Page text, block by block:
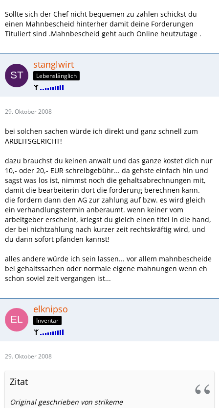
Sollte sich der Chef nicht bequemen zu zahlen schickst du
einen Mahnbescheid hinterher damit deine Forderungen
Tituliert sind .Mahnbescheid geht auch Online heutzutage .
stanglwirt
Lebenslänglich
29. Oktober 2008
bei solchen sachen würde ich direkt und ganz schnell zum
ARBEITSGERICHT!
dazu brauchst du keinen anwalt und das ganze kostet dich nur
10,- oder 20,- EUR schreibgebühr... da gehste einfach hin und
sagst was los ist, nimmst noch die gehaltsabrechnungen mit,
damit die bearbeiterin dort die forderung berechnen kann.
die fordern dann den AG zur zahlung auf bzw. es wird gleich
ein verhandlungstermin anberaumt. wenn keiner vom
arbeitgeber erscheint, kriegst du gleich einen titel in die hand,
der bei nichtzahlung nach kurzer zeit rechtskräftig wird, und
du dann sofort pfänden kannst!
alles andere würde ich sein lassen... vor allem mahnbescheide
bei gehaltssachen oder normale eigene mahnungen wenn eh
schon soviel zeit vergangen ist...
elknipso
Inventar
29. Oktober 2008
Zitat
Original geschrieben von strikeme